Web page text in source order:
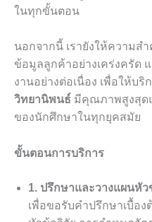
ในทุกขั้นตอน
นอกจากนี้ เรายังให้ความ
ข้อมูลลูกค้าอย่างเคร่งครัด
งานอย่างต่อเนื่อง เพื่อให้บริ
วิทยานิพนธ์ มีคุณภาพสูงสุด
ของนักศึกษาในทุกยุคสมัย
ขั้นตอนการบริการ
1. ปรึกษาและวางแผนหัว
เพื่อขอรับคำปรึกษาเบื้อง